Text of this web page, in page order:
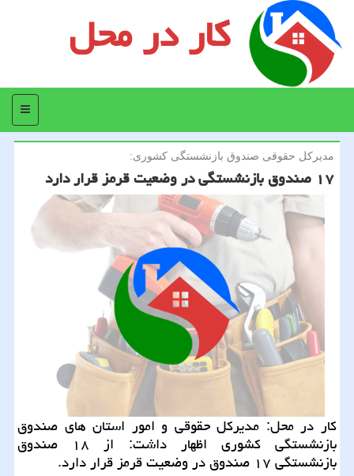
کار در محل
منو
مدیركل حقوقی صندوق بازنشستگی كشوری:
۱۷ صندوق بازنشستگی در وضعیت قرمز قرار دارد
كار در محل: مدیركل حقوقی و امور استان های صندوق
بازنشستگی كشوری اظهار داشت: از ۱۸ صندوق
بازنشستگی ۱۷ صندوق در وضعیت قرمز قرار دارد.